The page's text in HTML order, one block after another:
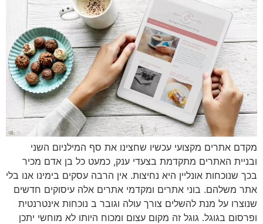
מקדם אתרים מקצועי עכשיו שחצינו את סף המילניום השני
ובניית האתרים מתקדמת בצעדי ענק, כמעט כל בן אדם מכיר
בכך שנוכחות אונליין היא נחיצות. אין הרבה עסקים בימינו אנו בלי
אתר משלהם. בוני אתרים ומקדמי אתרים אלה עיסוקים חדשים
שנוצרו על מנת להשלים צורך עולה וגובר ב נוכחות אינטרנטית
ופרסום בגוגל. גוגל זה מקום עצום ומכוח היותו לא מוחשי יתכן